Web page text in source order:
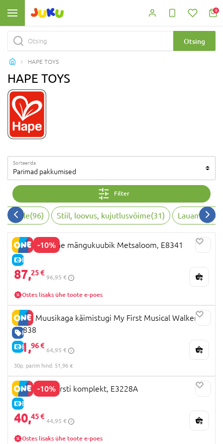
0
Otsing
HAPE TOYS
HAPE TOYS
Sorteerida
Parimad pakkumised
Filter
(96) Stiil, loovus, kujutlusvõime(31) Lauamängud
-10%
E-HIND
HAPE värviline mängukuubik Metsaloom, E8341
87,25 €
96,95 €
Ostes lisaks ühe toote e-poes
HEA HIND
E-HIND
HAPE Muusikaga käimistugi My First Musical Walker,
E0838
51,96 €
64,95 €
30p. parim hind: 51,96 €
-10%
E-HIND
HAPE väike arsti komplekt, E3228A
40,45 €
44,95 €
Ostes lisaks ühe toote e-poes